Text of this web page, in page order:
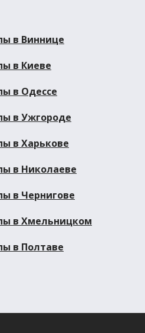
в Виннице
в Киеве
в Одессе
в Ужгороде
в Харькове
в Николаеве
в Чернигове
в Хмельницком
в Полтаве